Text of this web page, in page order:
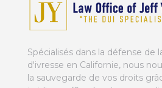
Spécialisés dans la défense de
d'ivresse en Californie, nous
la sauvegarde de vos droits